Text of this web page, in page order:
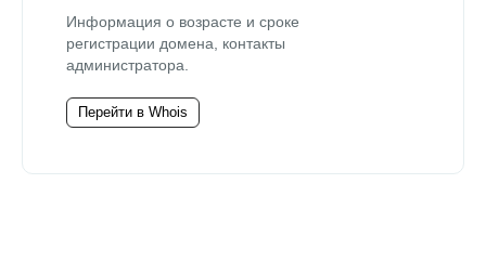
Информация о возрасте и сроке
регистрации домена, контакты
администратора.
Перейти в Whois